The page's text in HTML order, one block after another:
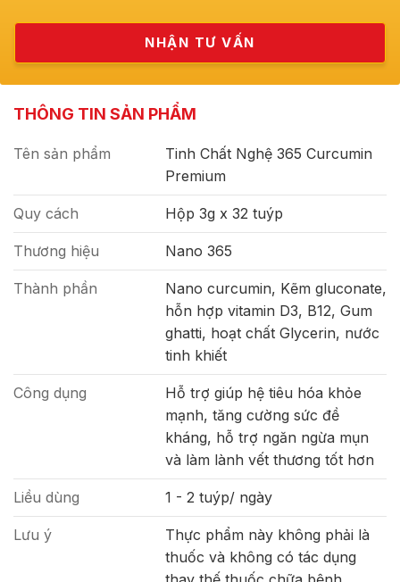
THÔNG TIN SẢN PHẨM
Tên sản phẩm
Tinh Chất Nghệ 365 Curcumin
Premium
Quy cách Hộp 3g x 32 tuýp
Thương hiệu Nano 365
Thành phần
Nano curcumin, Kẽm gluconate,
hỗn hợp vitamin D3, B12, Gum
ghatti, hoạt chất Glycerin, nước
tinh khiết
Công dụng
Hỗ trợ giúp hệ tiêu hóa khỏe
mạnh, tăng cường sức đề
kháng, hỗ trợ ngăn ngừa mụn
và làm lành vết thương tốt hơn
Liều dùng 1 - 2 tuýp/ ngày
Lưu ý
Thực phẩm này không phải là
thuốc và không có tác dụng